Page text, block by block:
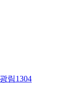
림1304